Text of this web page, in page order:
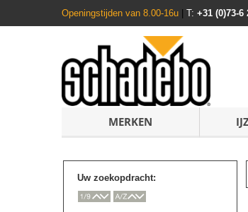
Openingstijden van 8.00-16u T: +31 (0)73-6
MERKEN
Uw zoekopdracht: